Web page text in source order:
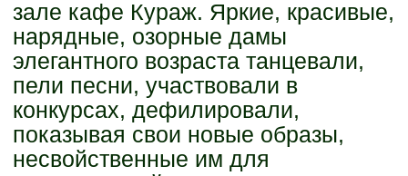
зале кафе Кураж. Яркие, красивые,
нарядные, озорные дамы
элегантного возраста танцевали,
пели песни, участвовали в
конкурсах, дефилировали,
показывая свои новые образы,
несвойственные им для